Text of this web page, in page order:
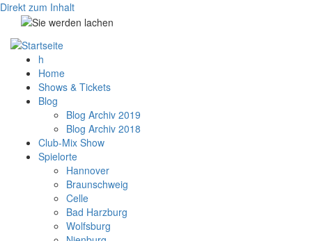
Direkt zum Inhalt
h
Home
Shows & Tickets
Blog
Blog Archiv 2019
Blog Archiv 2018
Club-Mix Show
Spielorte
Hannover
Braunschweig
Celle
Bad Harzburg
Wolfsburg